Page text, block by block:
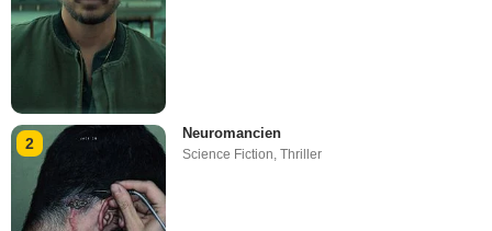
2
Neuromancien
Science Fiction ,Thriller